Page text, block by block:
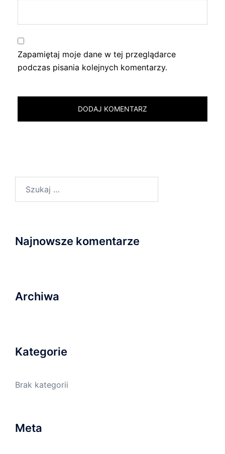
Zapamiętaj moje dane w tej przeglądarce
podczas pisania kolejnych komentarzy.
Najnowsze komentarze
Archiwa
Kategorie
Brak kategorii
Meta